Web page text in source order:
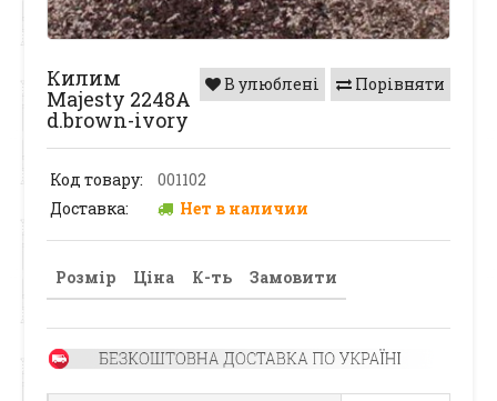
Порівняти
В улюблені
Килим
Majesty 2248A
d.brown-ivory
Код товару:
001102
Доставка:
Нет в наличии
Розмір Ціна К-ть Замовити